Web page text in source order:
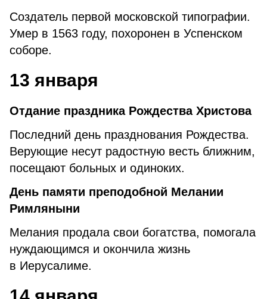
Создатель первой московской типографии.
Умер в 1563 году, похоронен в Успенском
соборе.
13 января
Отдание праздника Рождества Христова
Последний день празднования Рождества.
Верующие несут радостную весть ближним,
посещают больных и одиноких.
День памяти преподобной Мелании
Римляныни
Мелания продала свои богатства, помогала
нуждающимся и окончила жизнь
в Иерусалиме.